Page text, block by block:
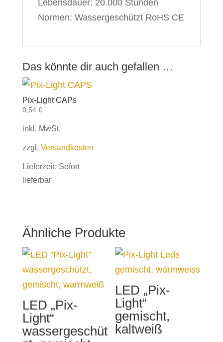
Lebensdauer: 20.000 Stunden
Normen: Wassergeschützt RoHS CE
Das könnte dir auch gefallen …
Pix-Light CAPs
0,54 €
inkl. MwSt.
zzgl. Versandkosten
Lieferzeit: Sofort
lieferbar
Ähnliche Produkte
LED „Pix-
Light“
wassergeschüt
LED „Pix-
Light“
gemischt,
kaltweiß